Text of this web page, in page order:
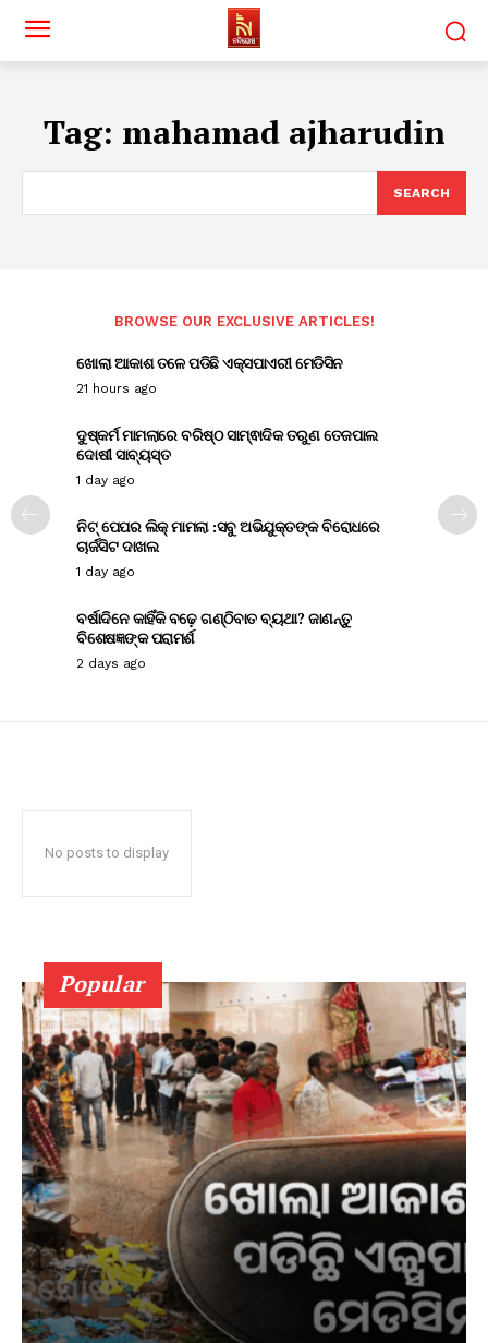
Tag: mahamad ajharudin
SEARCH
BROWSE OUR EXCLUSIVE ARTICLES!
ଖୋଲା ଆକାଶ ତଳେ ପଡିଛି ଏକ୍ସପାଏରୀ ମେଡିସିନ
21 hours ago
ଦୁଷ୍କର୍ମ ମାମଲାରେ ବରିଷ୍ଠ ସାମ୍ଵାଦିକ ତରୁଣ ତେଜପାଲ
ଦୋଷୀ ସାବ୍ୟସ୍ତ
1 day ago
ନିଟ୍ ପେପର ଲିକ୍ ମାମଲା :ସବୁ ଅଭିଯୁକ୍ତଙ୍କ ବିରୋଧରେ
ଚାର୍ଜସିଟ ଦାଖଲ
1 day ago
ବର୍ଷାଦିନେ କାହିଁକି ବଢ଼େ ଗଣ୍ଠିବାତ ବ୍ୟଥା? ଜାଣନ୍ତୁ
ବିଶେଷଜ୍ଞଙ୍କ ପରାମର୍ଶ
2 days ago
No posts to display
Popular